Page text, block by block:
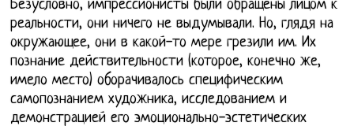
Безусловно, импрессионисты были обращены лицом к
реальности, они ничего не выдумывали. Но, глядя на
окружающее, они в какой-то мере грезили им. Их
познание действительности (которое, конечно же,
имело место) оборачивалось специфическим
самопознанием художника, исследованием и
демонстрацией его эмоционально-эстетических